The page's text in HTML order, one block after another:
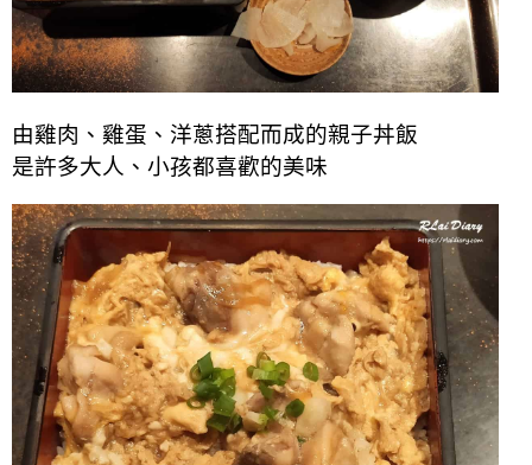
由雞肉、雞蛋、洋蔥搭配而成的親子丼飯
是許多大人、小孩都喜歡的美味